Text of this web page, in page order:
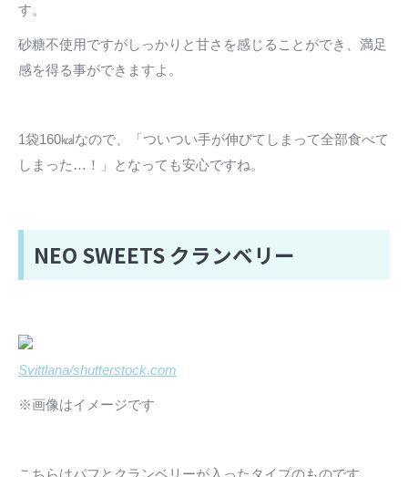
す。
砂糖不使用ですがしっかりと甘さを感じることができ、満足
感を得る事ができますよ。
1袋160㎉なので、「ついつい手が伸びてしまって全部食べて
しまった…！」となっても安心ですね。
NEO SWEETS クランベリー
Svittlana/shutterstock.com
※画像はイメージです
こちらはパフとクランベリーが入ったタイプのものです。